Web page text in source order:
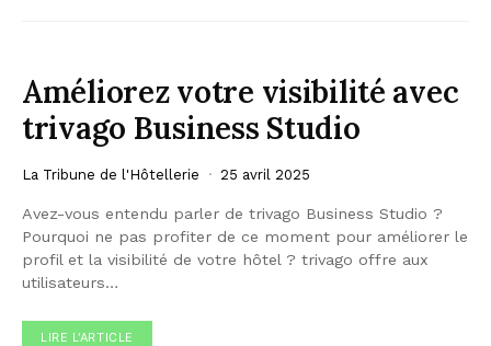
Améliorez votre visibilité avec
trivago Business Studio
La Tribune de l'Hôtellerie 25 avril 2025
Avez-vous entendu parler de trivago Business Studio ?
Pourquoi ne pas profiter de ce moment pour améliorer le
profil et la visibilité de votre hôtel ? trivago offre aux
utilisateurs…
LIRE L'ARTICLE